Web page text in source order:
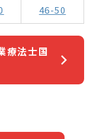
46-50
療法士国